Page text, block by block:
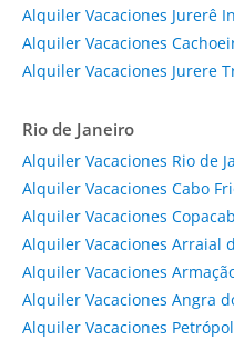
Alquiler Vacaciones Jurerê
Alquiler Vacaciones
Alquiler Vacaciones Jurere
Rio de Janeiro
Alquiler Vacaciones Rio de
Alquiler Vacaciones Cabo
Alquiler Vacaciones
Alquiler Vacaciones Arraial
Alquiler Vacaciones
Alquiler Vacaciones Angra
Alquiler Vacaciones